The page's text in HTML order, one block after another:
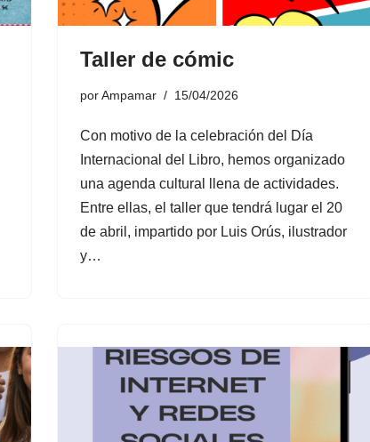
Taller de cómic
porAmpamar 15/04/2026
Con motivo de la celebración del Día
Internacional del Libro, hemos organizado
una agenda cultural llena de actividades.
Entre ellas, el taller que tendrá lugar el 20
de abril, impartido por Luis Orús, ilustrador
y…